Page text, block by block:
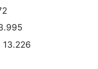
13.226